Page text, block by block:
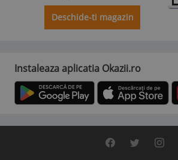
Deschide-ti magazin
Instaleaza aplicatia Okazii.ro